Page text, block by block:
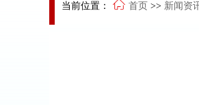
当前位置： 首页 >> 新闻资